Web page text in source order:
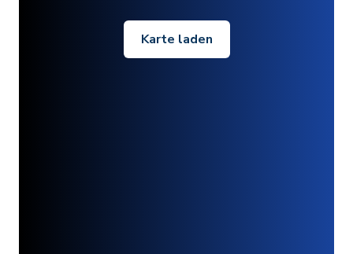
Karte laden